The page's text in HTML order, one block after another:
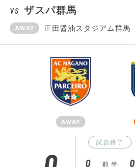
VS ザスパ群馬
AWAY 正田醤油スタジアム群馬
AWAY
試合終了
0 前 半 0